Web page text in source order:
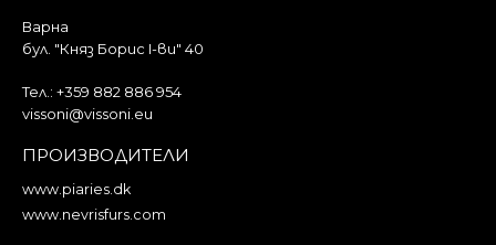
Варна
бул. "Княз Борис I-ви" 40
Тел.: +359 882 886 954
vissoni@vissoni.eu
ПРОИЗВОДИТЕЛИ
www.piaries.dk
www.nevrisfurs.com